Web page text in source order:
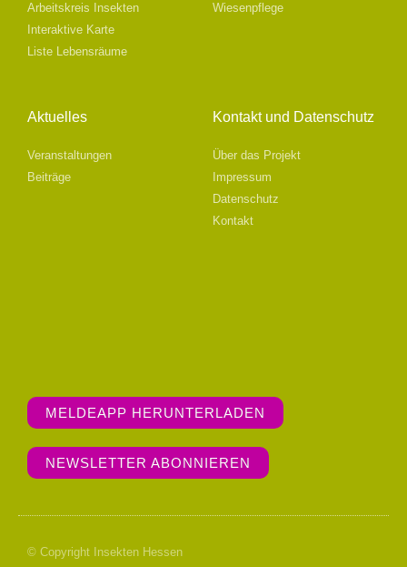
Arbeitskreis Insekten
Interaktive Karte
Liste Lebensräume
Wiesenpflege
Aktuelles
Veranstaltungen
Beiträge
Kontakt und Datenschutz
Über das Projekt
Impressum
Datenschutz
Kontakt
MELDEAPP HERUNTERLADEN
NEWSLETTER ABONNIEREN
© Copyright Insekten Hessen